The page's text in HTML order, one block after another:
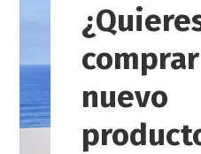
nuevo